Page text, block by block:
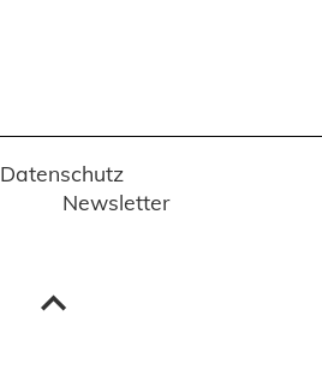
Datenschutz
Newsletter